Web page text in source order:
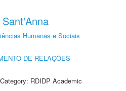
Humanas e Sociais
DE RELAÇÕES
RDIDP Academic